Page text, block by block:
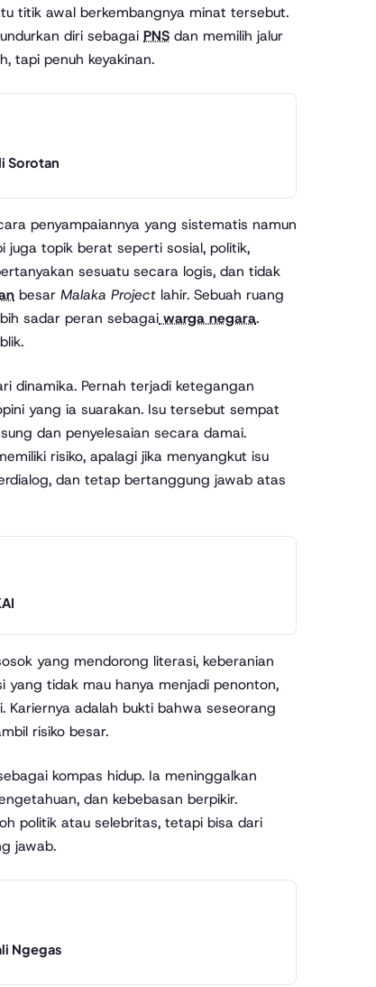
titik awal berkembangnya minat tersebut.
diri sebagai PNS dan memilih jalur
tapi penuh keyakinan.
Sorotan
penyampaiannya yang sistematis namun
topik berat seperti sosial, politik,
sesuatu secara logis, dan tidak
besar Malaka Project lahir. Sebuah ruang
sadar peran sebagai warga negara.
dinamika. Pernah terjadi ketegangan
yang ia suarakan. Isu tersebut sempat
dan penyelesaian secara damai.
risiko, apalagi jika menyangkut isu
dan tetap bertanggung jawab atas
yang mendorong literasi, keberanian
yang tidak mau hanya menjadi penonton,
adalah bukti bahwa seseorang
risiko besar.
kompas hidup. Ia meninggalkan
dan kebebasan berpikir.
politik atau selebritas, tetapi bisa dari
jawab.
Ngegas